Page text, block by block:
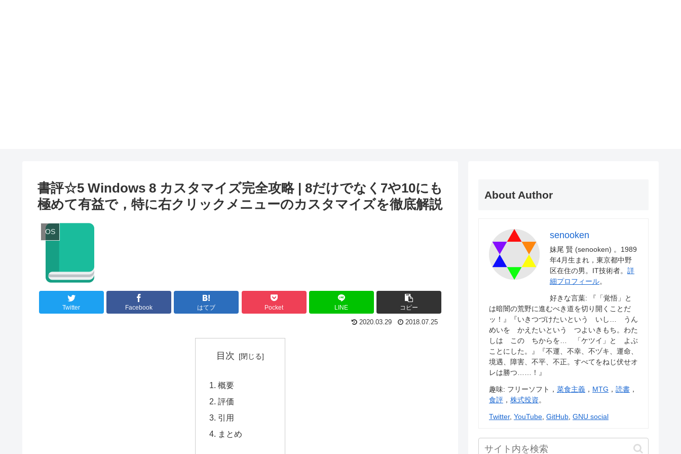
書評☆5 Windows 8 カスタマイズ完全攻略 | 8だけでなく7や10にも
極めて有益で，特に右クリックメニューのカスタマイズを徹底解説
OS
Twitter Facebook はてブ Pocket LINE コピー
2020.03.29 2018.07.25
目次
概要
評価
引用
まとめ
About Author
senooken
妹尾 賢 (senooken) 。1989
年4月生まれ，東京都中野
区在住の男。IT技術者。 詳
細プロフィール。
好きな言葉: 『「覚悟」と
は暗闇の荒野に進むべき道を切り開くことだ
ッ！』『いきつづけたいという いし… うん
めいを かえたいという つよいきもち。わた
しは この ちからを… 「ケツイ」と よぶ
ことにした。』『不運、不幸、不ヅキ、運命、
境遇、障害、不平、不正。すべてをねじ伏せオ
レは勝つ……！』
趣味: フリーソフト， 菜食主義 ， MTG ， 読書 ，
食評 ， 株式投資。
Twitter, YouTube GitHub GNU social